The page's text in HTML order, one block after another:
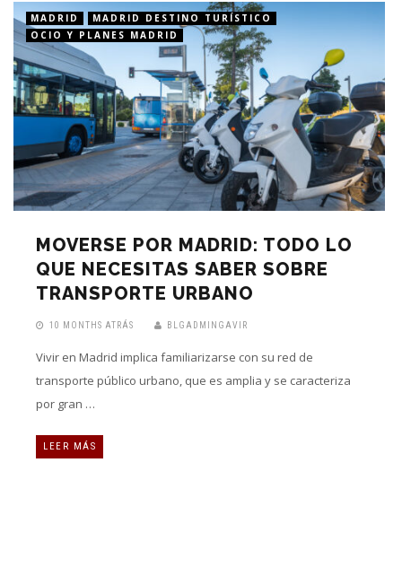
MADRID
MADRID DESTINO TURÍSTICO
OCIO Y PLANES MADRID
MOVERSE POR MADRID: TODO LO
QUE NECESITAS SABER SOBRE
TRANSPORTE URBANO
10 MONTHS ATRÁS BLGADMINGAVIR
Vivir en Madrid implica familiarizarse con su red de
transporte público urbano, que es amplia y se caracteriza
por gran …
LEER MÁS